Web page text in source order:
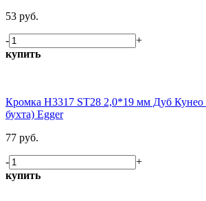
53 руб.
-
+
купить
Кромка H3317 ST28 2,0*19 мм Дуб
бухта) Egger
77 руб.
-
+
купить